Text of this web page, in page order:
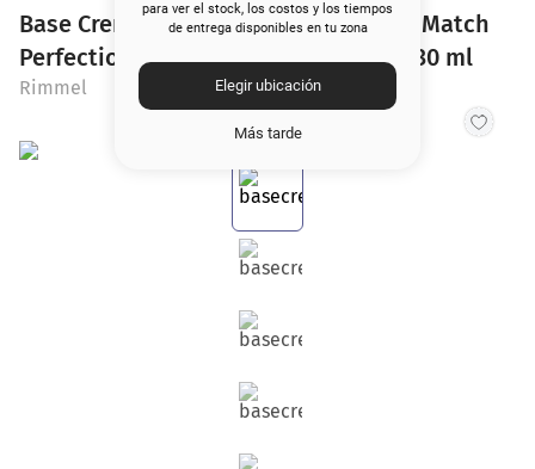
para ver el stock, los costos y los tiempos
de entrega disponibles en tu zona
Elegir ubicación
Más tarde
Base Cremosa de Maquillaje Rimmel Match
Perfection fps 20 301 Warm Honey x 30 ml
Rimmel
6. rubor
7. serum
8.